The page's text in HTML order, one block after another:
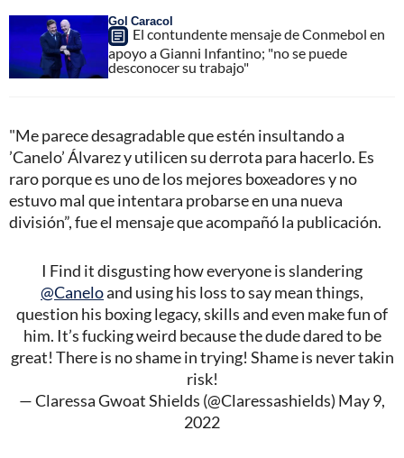
Gol Caracol
El contundente mensaje de Conmebol en
apoyo a Gianni Infantino; "no se puede
desconocer su trabajo"
"Me parece desagradable que estén insultando a
’Canelo’ Álvarez y utilicen su derrota para hacerlo. Es
raro porque es uno de los mejores boxeadores y no
estuvo mal que intentara probarse en una nueva
división”, fue el mensaje que acompañó la publicación.
I Find it disgusting how everyone is slandering
@Caneloand using his loss to say mean things,
question his boxing legacy, skills and even make fun of
him. It’s fucking weird because the dude dared to be
great! There is no shame in trying! Shame is never takin
risk!
— Claressa Gwoat Shields (@Claressashields) May 9,
2022